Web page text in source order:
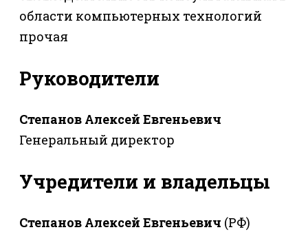
области компьютерных технологий
прочая
Руководители
Степанов Алексей Евгеньевич
Генеральный директор
Учредители и владельцы
Степанов Алексей Евгеньевич (РФ)